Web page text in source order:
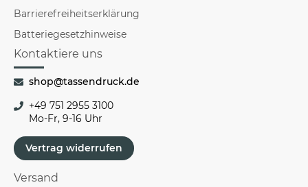
Barrierefreiheitserklärung
Batteriegesetzhinweise
Kontaktiere uns
shop@tassendruck.de
+49 751 2955 3100
Mo-Fr, 9-16 Uhr
Vertrag widerrufen
Versand